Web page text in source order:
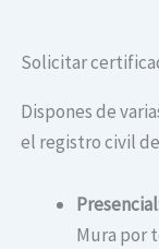
Solicitar
Dispones de
el registro civil
Mura por